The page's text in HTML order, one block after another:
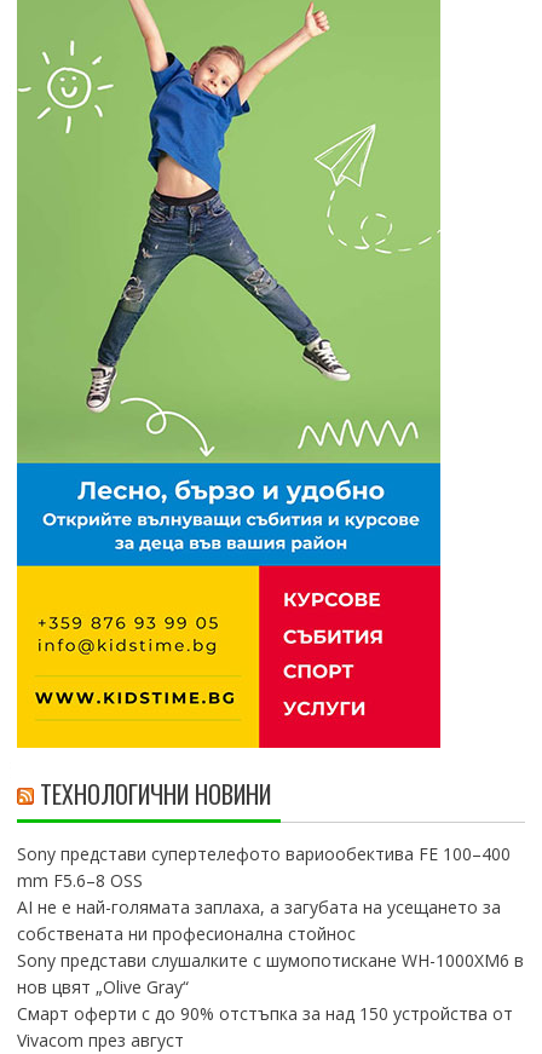
ТЕХНОЛОГИЧНИ НОВИНИ
Sony представи супертелефото вариообектива FE 100–400
mm F5.6–8 OSS
AI не е най-голямата заплаха, а загубата на усещането за
собствената ни професионална стойнос
Sony представи слушалките с шумопотискане WH-1000XM6 в
нов цвят „Olive Gray“
Смарт оферти с до 90% отстъпка за над 150 устройства от
Vivacom през август